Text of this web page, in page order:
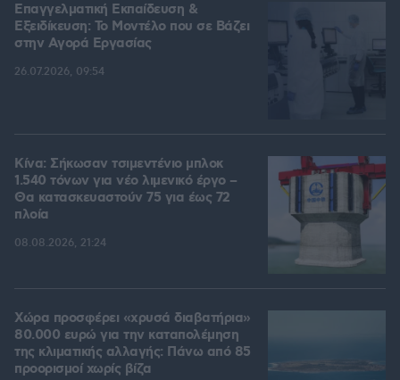
Επαγγελματική Εκπαίδευση &
Εξειδίκευση: Το Mοντέλο που σε Bάζει
στην Aγορά Eργασίας
26.07.2026, 09:54
Κίνα: Σήκωσαν τσιμεντένιο μπλοκ
1.540 τόνων για νέο λιμενικό έργο –
Θα κατασκευαστούν 75 για έως 72
πλοία
08.08.2026, 21:24
Χώρα προσφέρει «χρυσά διαβατήρια»
80.000 ευρώ για την καταπολέμηση
της κλιματικής αλλαγής: Πάνω από 85
προορισμοί χωρίς βίζα